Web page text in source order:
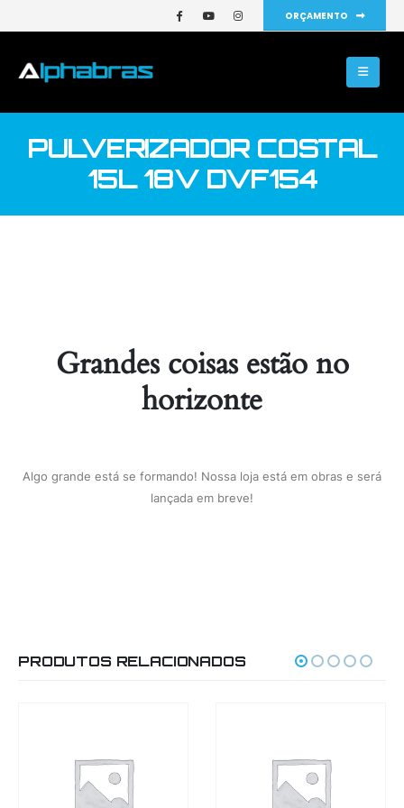
ORÇAMENTO
PULVERIZADOR COSTAL
15L 18V DVF154
Grandes coisas estão no
horizonte
Algo grande está se formando! Nossa loja está em obras e será
lançada em breve!
PRODUTOS RELACIONADOS